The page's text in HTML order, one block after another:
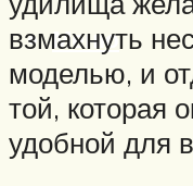
Меню
взмахнуть
моделью, и
той, которая
удобной для